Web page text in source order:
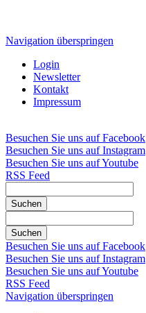
Navigation überspringen
Login
Newsletter
Kontakt
Impressum
Besuchen Sie uns auf Facebook
Besuchen Sie uns auf Instagram
Besuchen Sie uns auf Youtube
RSS Feed
Suchen
Suchen
Besuchen Sie uns auf Facebook
Besuchen Sie uns auf Instagram
Besuchen Sie uns auf Youtube
RSS Feed
Navigation überspringen